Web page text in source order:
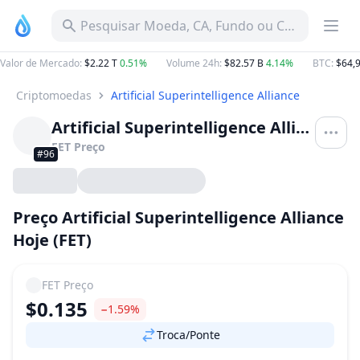
Pesquisar Moeda, CA, Fundo ou Categoria
Valor de Mercado: $2.22 T0.51% Volume 24h: $82.57 B4.14% BTC:
Criptomoedas Artificial Superintelligence Alliance
#96
Artificial Superintelligence Alliance
FET Preço
Preço Artificial Superintelligence Alliance
Hoje (FET)
FET Preço
$0.135
−1.59%
Troca/Ponte